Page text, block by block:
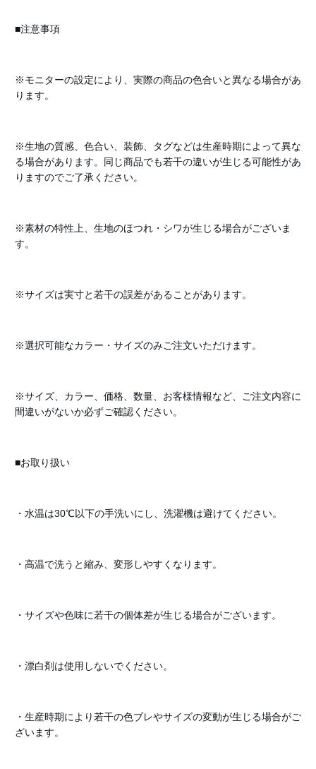
■注意事項
※モニターの設定により、実際の商品の色合いと異なる場合があ
ります。
※生地の質感、色合い、装飾、タグなどは生産時期によって異な
る場合があります。同じ商品でも若干の違いが生じる可能性があ
りますのでご了承ください。
※素材の特性上、生地のほつれ・シワが生じる場合がございま
す。
※サイズは実寸と若干の誤差があることがあります。
※選択可能なカラー・サイズのみご注文いただけます。
※サイズ、カラー、価格、数量、お客様情報など、ご注文内容に
間違いがないか必ずご確認ください。
■お取り扱い
・水温は30℃以下の手洗いにし、洗濯機は避けてください。
・高温で洗うと縮み、変形しやすくなります。
・サイズや色味に若干の個体差が生じる場合がございます。
・漂白剤は使用しないでください。
・生産時期により若干の色ブレやサイズの変動が生じる場合がご
ざいます。